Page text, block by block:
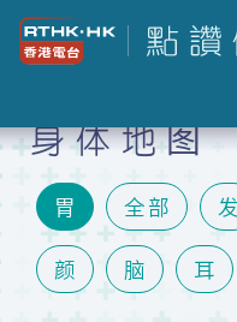
身体地图
全部 发
颜 脑 耳
胃